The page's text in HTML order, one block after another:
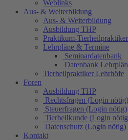
Weblinks
Aus- & Weiterbildung
Aus- & Weiterbildung
Ausbildung THP
Praktikum-Tierheilpraktiker
Lehrpläne & Termine
Seminardatenbank
Datenbank
Tierheilpraktiker Lehrhöfe
Foren
Ausbildung THP
Rechtsfragen (Login nötig)
Steuerfragen (Login nötig)
Tierheilkunde (Login
Datenschutz (Login nötig)
Kontakt